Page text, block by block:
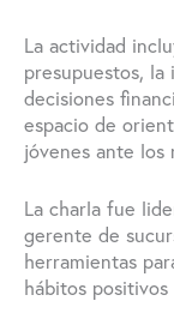
La actividad
presupuestos,
decisiones
espacio de
jóvenes ante los
La charla fue
gerente de
herramientas
hábitos